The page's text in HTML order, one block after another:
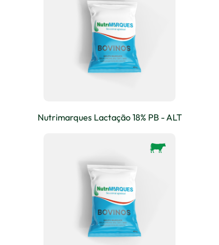
Nutrimarques Lactação 18% PB - ALT